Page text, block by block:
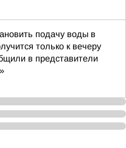
подачу воды в
только к вечеру
в представители